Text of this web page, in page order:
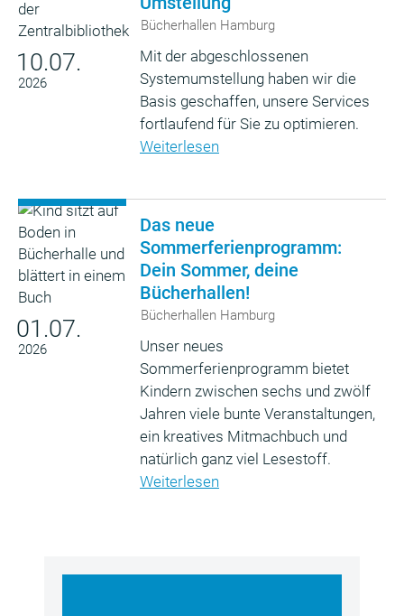
10.07.
2026
Bücherhallen Hamburg
Mit der abgeschlossenen
Systemumstellung haben wir die
Basis geschaffen, unsere Services
fortlaufend für Sie zu optimieren.
Weiterlesen
01.07.
2026
Das neue
Sommerferienprogramm:
Dein Sommer, deine
Bücherhallen!
Bücherhallen Hamburg
Unser neues
Sommerferienprogramm bietet
Kindern zwischen sechs und zwölf
Jahren viele bunte Veranstaltungen,
ein kreatives Mitmachbuch und
natürlich ganz viel Lesestoff.
Weiterlesen